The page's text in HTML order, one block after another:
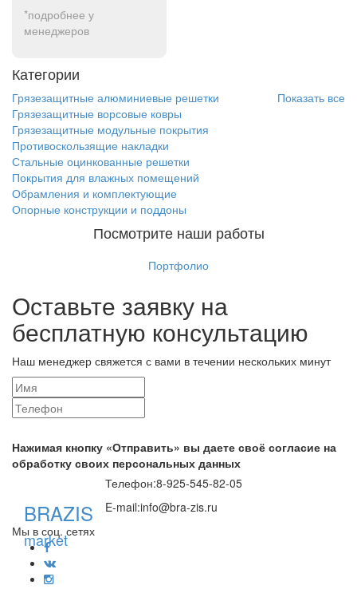
*подробнее у
менеджеров
Категории
Показать все
Грязезащитные алюминиевые решетки
Грязезащитные ворсовые ковры
Грязезащитные модульные покрытия
Противоскользящие накладки
Стальные оцинкованные решетки
Покрытия для влажных помещений
Обрамления и комплектующие
Опорные конструкции и поддоны
Посмотрите наши работы
Портфолио
Оставьте заявку на
бесплатную консультацию
Наш менеджер свяжется с вами в течении нескольких минут
Нажимая кнопку «Отправить» вы даете своё согласие на
обработку своих персональных данных
BRAZIS
market
Телефон:8-925-545-82-05
E-mail:info@bra-zis.ru
Мы в соц. сетях